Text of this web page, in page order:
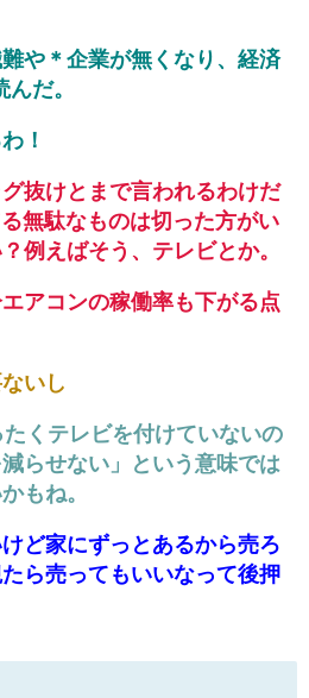
や＊企業が無くなり、経済
だ。
！
抜けとまで言われるわけだ
無駄なものは切った方がい
例えばそう、テレビとか。
アコンの稼働率も下がる点
いし
くテレビを付けていないの
らせない」という意味では
もね。
ど家にずっとあるから売ろ
ら売ってもいいなって後押